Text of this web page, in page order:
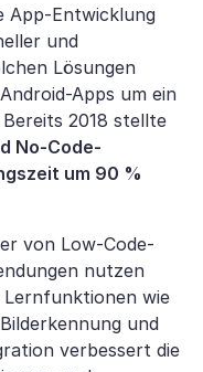
App-Entwicklung
und
Lösungen
Apps um ein
2018 stellte
No-Code-
um 90 %
von Low-Code-
nutzen
Lernfunktionen wie
und
verbessert die